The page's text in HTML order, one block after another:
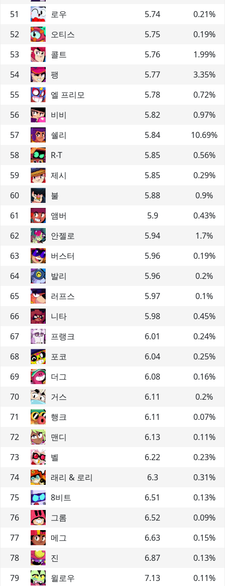
51
로우 5.74 0.21%
52
오티스 5.75 0.19%
53
콜트 5.76 1.99%
54
팽 5.77 3.35%
55
엘 프리모 5.78 0.72%
56
비비 5.82 0.97%
57
쉘리 5.84 10.69%
58
R-T 5.85 0.56%
59
제시 5.85 0.29%
60
불 5.88 0.9%
61
앰버 5.9 0.43%
62
안젤로 5.94 1.7%
63
버스터 5.96 0.19%
64
발리 5.96 0.2%
65
러프스 5.97 0.1%
66
니타 5.98 0.45%
67
프랭크 6.01 0.24%
68
포코 6.04 0.25%
69
더그 6.08 0.16%
70
거스 6.11 0.2%
71
행크 6.11 0.07%
72
맨디 6.13 0.11%
73
벨 6.22 0.23%
74
래리 & 로리 6.3 0.31%
75
8비트 6.51 0.13%
76
그롬 6.52 0.09%
77
메그 6.63 0.15%
78
진 6.87 0.13%
79
윌로우 7.13 0.11%